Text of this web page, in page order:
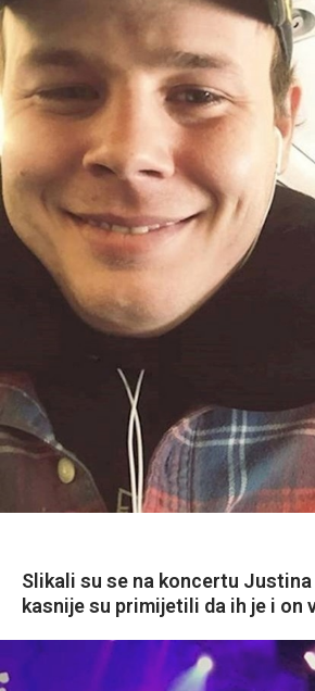
Slikali su se na koncertu
kasnije su primijetili da ih je i on